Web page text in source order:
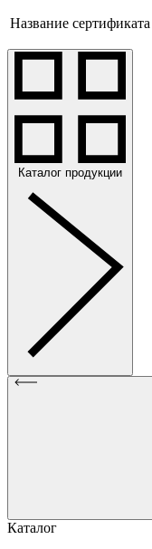
Название сертификата
Каталог продукции
Каталог